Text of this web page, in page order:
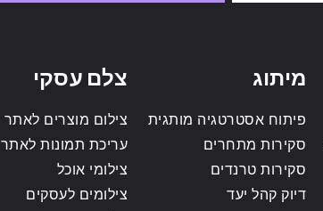
מיתוג
פיתוח אסטרטגיה מותגית
סקירות מתחרים
סקירות טרנדים
דיוק קהל יעד
צלם עסקי
צילום מוצרים לאתר
עריכת תמונות לאתר
צילומי אוכל
צילומים לעסקים